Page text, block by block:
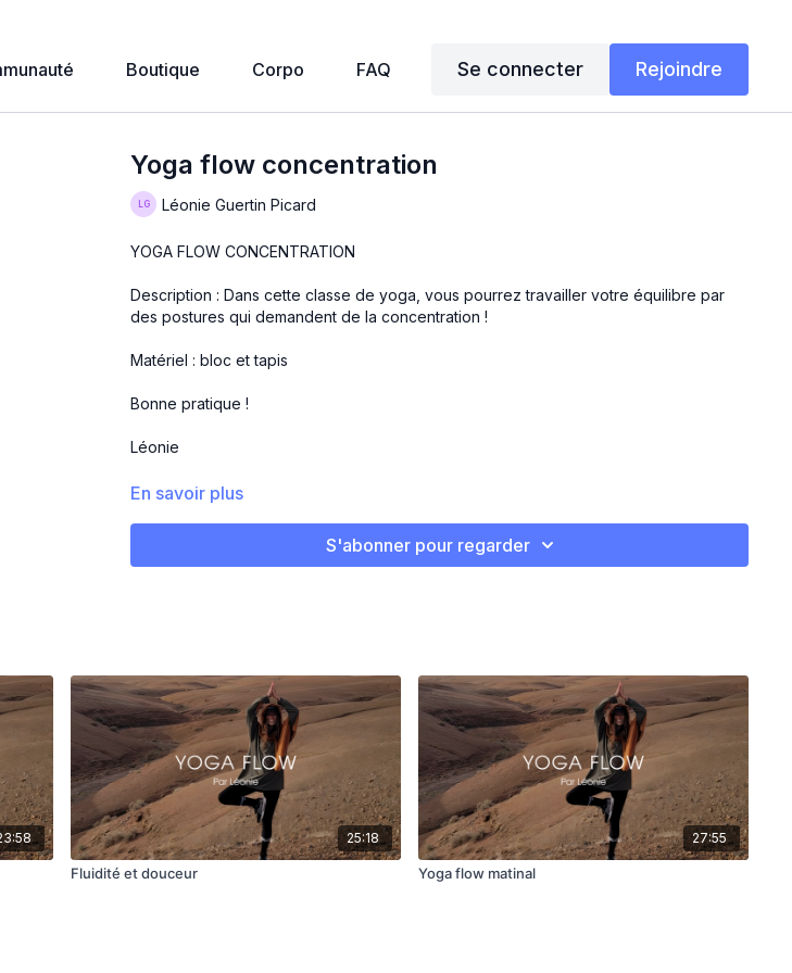
Boutique Corpo FAQ Se connecter Rejoindre
Yoga flow concentration
Léonie Guertin Picard
YOGA FLOW CONCENTRATION
Description : Dans cette classe de yoga, vous pourrez travailler votre équilibre par
des postures qui demandent de la concentration !
Matériel : bloc et tapis
Bonne pratique !
Léonie
En savoir plus
S'abonner pour regarder
25:18
Fluidité et douceur
27:55
Yoga flow matinal